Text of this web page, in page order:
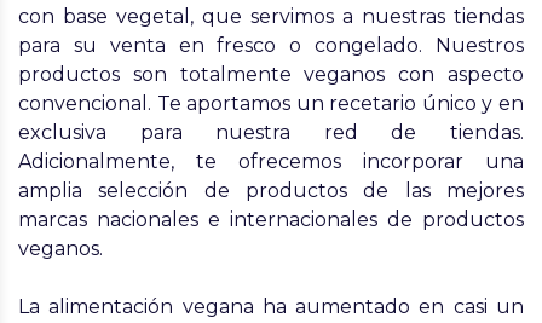
con base vegetal, que servimos a nuestras tiendas
para su venta en fresco o congelado. Nuestros
productos son totalmente veganos con aspecto
convencional. Te aportamos un recetario único y en
exclusiva para nuestra red de tiendas.
Adicionalmente, te ofrecemos incorporar una
amplia selección de productos de las mejores
marcas nacionales e internacionales de productos
veganos.
La alimentación vegana ha aumentado en casi un